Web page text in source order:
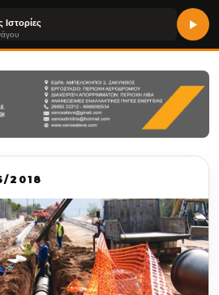
Ιστορίες
2018